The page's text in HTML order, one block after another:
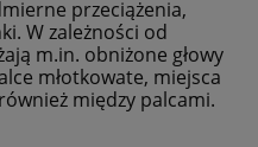
przeciążenia,
W zależności od
m.in. obniżone głowy
młotkowate, miejsca
między palcami.